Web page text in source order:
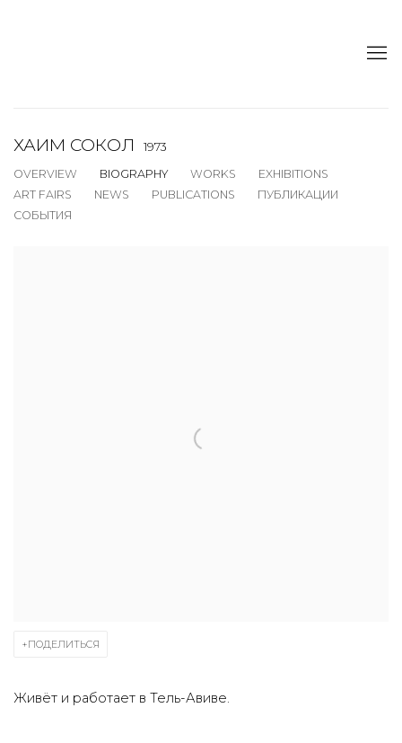
ХАИМ СОКОЛ
1973
OVERVIEW
BIOGRAPHY WORKS
EXHIBITIONS
ART FAIRS
NEWS PUBLICATIONS
ПУБЛИКАЦИИ
СОБЫТИЯ
ПОДЕЛИТЬСЯ
Живёт и работает в Тель-Авиве.